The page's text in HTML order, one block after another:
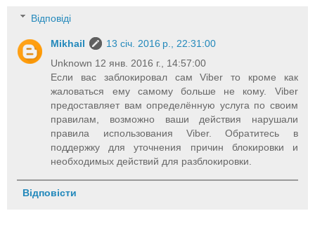
Відповіді
Mikhail
13 січ. 2016 р., 22:31:00
Unknown 12 янв. 2016 г., 14:57:00
Если вас заблокировал сам Viber то кроме как
жаловаться ему самому больше не кому. Viber
предоставляет вам определённую услуга по своим
правилам, возможно ваши действия нарушали
правила использования Viber. Обратитесь в
поддержку для уточнения причин блокировки и
необходимых действий для разблокировки.
Відповісти